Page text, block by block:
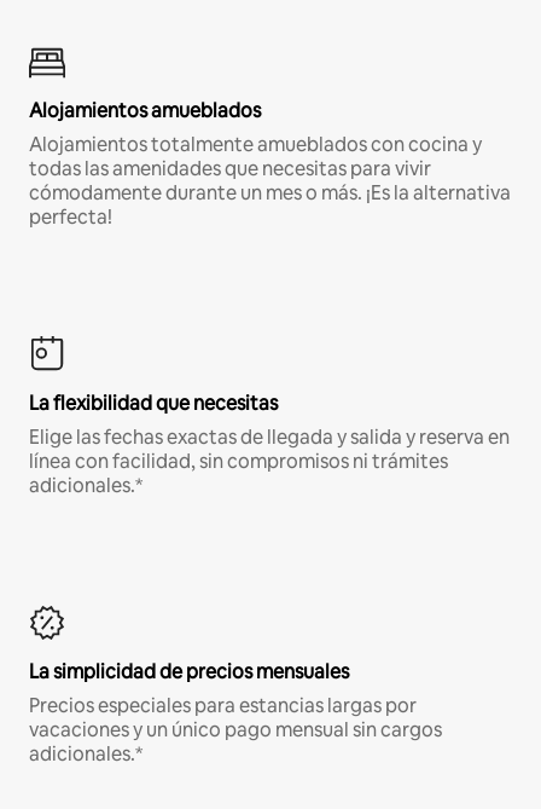
Alojamientos amueblados
Alojamientos totalmente amueblados con cocina y
todas las amenidades que necesitas para vivir
cómodamente durante un mes o más. ¡Es la alternativa
perfecta!
La flexibilidad que necesitas
Elige las fechas exactas de llegada y salida y reserva en
línea con facilidad, sin compromisos ni trámites
adicionales.*
La simplicidad de precios mensuales
Precios especiales para estancias largas por
vacaciones y un único pago mensual sin cargos
adicionales.*